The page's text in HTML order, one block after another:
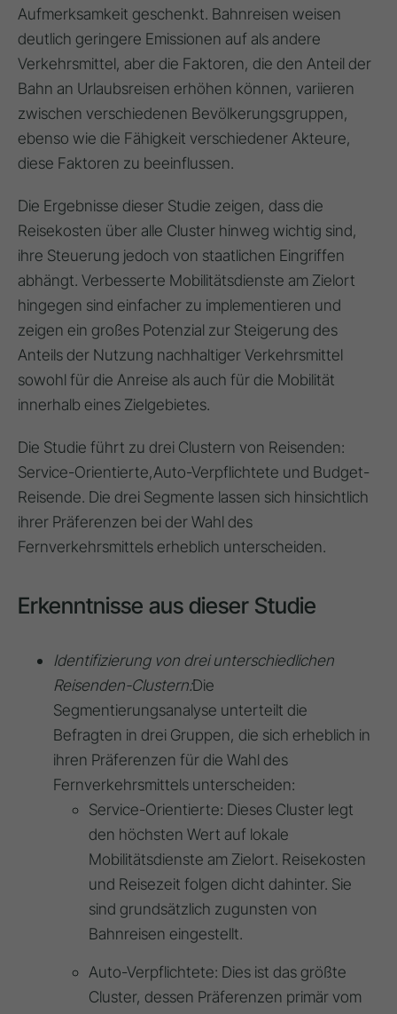
Aufmerksamkeit geschenkt. Bahnreisen weisen
deutlich geringere Emissionen auf als andere
Verkehrsmittel, aber die Faktoren, die den Anteil der
Bahn an Urlaubsreisen erhöhen können, variieren
zwischen verschiedenen Bevölkerungsgruppen,
ebenso wie die Fähigkeit verschiedener Akteure,
diese Faktoren zu beeinflussen.
Die Ergebnisse dieser Studie zeigen, dass die
Reisekosten über alle Cluster hinweg wichtig sind,
ihre Steuerung jedoch von staatlichen Eingriffen
abhängt. Verbesserte Mobilitätsdienste am Zielort
hingegen sind einfacher zu implementieren und
zeigen ein großes Potenzial zur Steigerung des
Anteils der Nutzung nachhaltiger Verkehrsmittel
sowohl für die Anreise als auch für die Mobilität
innerhalb eines Zielgebietes.
Die Studie führt zu drei Clustern von Reisenden:
Service-Orientierte,Auto-Verpflichtete und Budget-
Reisende. Die drei Segmente lassen sich hinsichtlich
ihrer Präferenzen bei der Wahl des
Fernverkehrsmittels erheblich unterscheiden.
Erkenntnisse aus dieser Studie
Identifizierung von drei unterschiedlichen
Reisenden-Clustern:Die
Segmentierungsanalyse unterteilt die
Befragten in drei Gruppen, die sich erheblich in
ihren Präferenzen für die Wahl des
Fernverkehrsmittels unterscheiden:
Service-Orientierte: Dieses Cluster legt
den höchsten Wert auf lokale
Mobilitätsdienste am Zielort. Reisekosten
und Reisezeit folgen dicht dahinter. Sie
sind grundsätzlich zugunsten von
Bahnreisen eingestellt.
Auto-Verpflichtete: Dies ist das größte
Cluster, dessen Präferenzen primär vom